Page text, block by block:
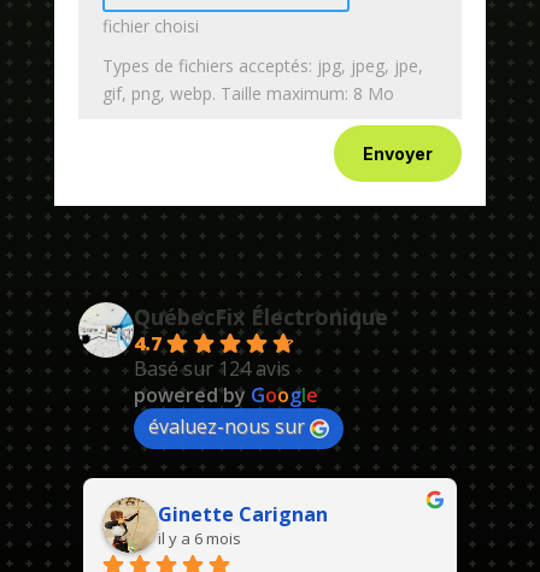
fichier choisi
Types de fichiers acceptés: jpg, jpeg, jpe,
gif, png, webp. Taille maximum: 8 Mo
Envoyer
QuébecFix Électronique
4.7
Basé sur 124 avis
powered by Google
évaluez-nous sur
Ginette Carignan
il y a 6 mois